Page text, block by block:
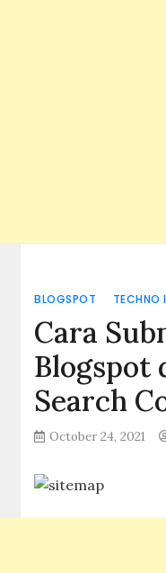
BLOGSPOT TECHNO
Cara
Blogspot
Search
October 24, 2021